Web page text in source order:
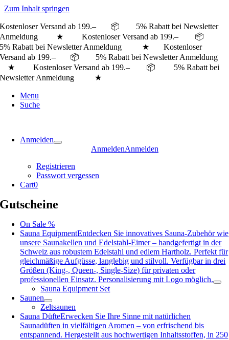
Zum Inhalt springen
Kostenloser Versand ab 199.– 📦 5% Rabatt bei Newsletter
Anmeldung ★ Kostenloser Versand ab 199.– 📦
5% Rabatt bei Newsletter Anmeldung ★Kostenloser
Versand ab 199.– 📦 5% Rabatt bei Newsletter Anmeldung
★ Kostenloser Versand ab 199.– 📦 5% Rabatt bei
Newsletter Anmeldung ★
Menu
Suche
Anmelden
AnmeldenAnmelden
Registrieren
Passwort vergessen
Cart0
Gutscheine
On Sale %
Sauna EquipmentEntdecken Sie innovatives Sauna-Zubehör wie
unsere Saunakellen und Edelstahl-Eimer – handgefertigt in der
Schweiz aus robustem Edelstahl und edlem Hartholz. Perfekt für
gleichmäßige Aufgüsse, langlebig und stilvoll. Verfügbar in drei
Größen (King-, Queen-, Single-Size) für privaten oder
professionellen Einsatz. Personalisierung mit Logo möglich.
Sauna Equipment Set
Saunen
Zeltsaunen
Sauna DüfteErwecken Sie Ihre Sinne mit natürlichen
Saunadüften in vielfältigen Aromen – von erfrischend bis
entspannend. Hergestellt aus hochwertigen Inhaltsstoffen, in 250